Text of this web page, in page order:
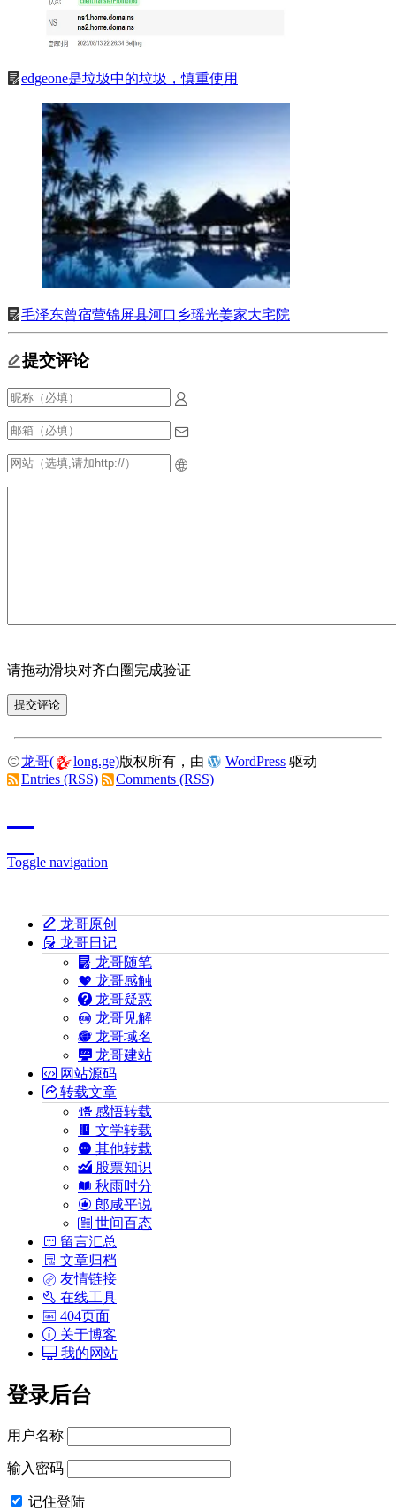
提交评论
请拖动滑块对齐白圈完成验证
edgeone是垃圾中的垃圾，慎重使用
毛泽东曾宿营锦屏县河口乡瑶光姜家大宅院
龙哥( long.ge)版权所有，由 WordPress 驱动
Entries (RSS)
Comments (RSS)
Toggle navigation
龙哥原创
龙哥日记
龙哥随笔
龙哥感触
龙哥疑惑
龙哥见解
龙哥域名
龙哥建站
网站源码
转载文章
感悟转载
文学转载
其他转载
股票知识
秋雨时分
郎咸平说
世间百态
留言汇总
文章归档
友情链接
在线工具
404页面
关于博客
我的网站
登录后台
用户名称
输入密码
记住登陆